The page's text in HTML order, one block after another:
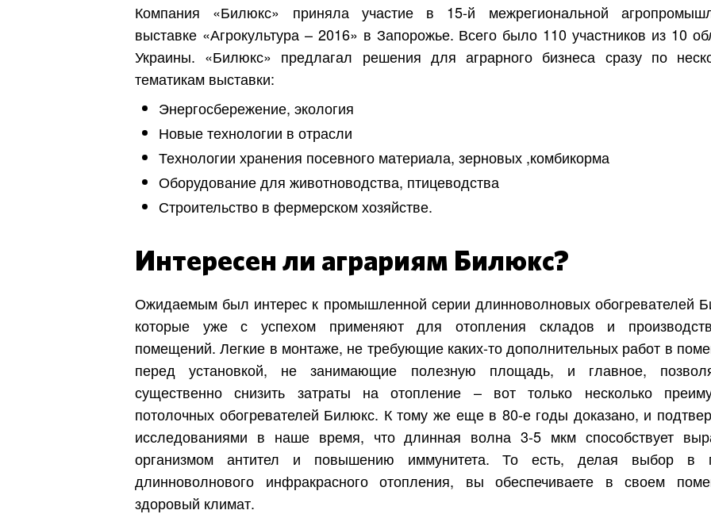
Компания «Билюкс» приняла участие в 15-й межрегиональной
выставке «Агрокультура – 2016» в Запорожье. Всего было 110 участников из 10
Украины. «Билюкс» предлагал решения для аграрного бизнеса сразу по
тематикам выставки:
Энергосбережение, экология
Новые технологии в отрасли
Технологии хранения посевного материала, зерновых ,комбикорма
Оборудование для животноводства, птицеводства
Строительство в фермерском хозяйстве.
Интересен ли аграриям Билюкс?
Ожидаемым был интерес к промышленной серии длинноволновых обогревателей
которые уже с успехом применяют для отопления складов и
помещений. Легкие в монтаже, не требующие каких-то дополнительных работ в
перед установкой, не занимающие полезную площадь, и главное,
существенно снизить затраты на отопление – вот только несколько
потолочных обогревателей Билюкс. К тому же еще в 80-е годы доказано, и
исследованиями в наше время, что длинная волна 3-5 мкм способствует
организмом антител и повышению иммунитета. То есть, делая выбор в
длинноволнового инфракрасного отопления, вы обеспечиваете в своем
здоровый климат.
Киев Харьков
Днепр Ивано-Франковск
Львов
Хмельницкий
Винница
Область